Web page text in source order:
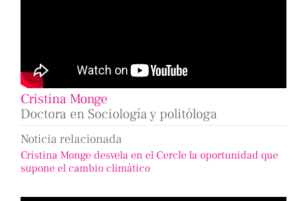
Cristina Monge
Doctora en Sociología y politóloga
Noticia relacionada
Cristina Monge desvela en el Cercle la oportunidad que
supone el cambio climático